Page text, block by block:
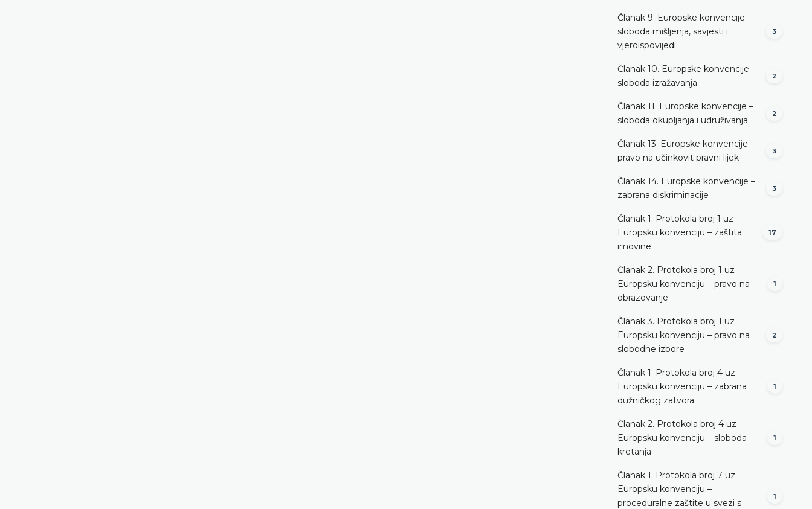
Članak 9. Europske konvencije –
sloboda mišljenja, savjesti i
vjeroispovijedi
3
Članak 10. Europske konvencije –
sloboda izražavanja
2
Članak 11. Europske konvencije –
sloboda okupljanja i udruživanja
2
Članak 13. Europske konvencije –
pravo na učinkovit pravni lijek
3
Članak 14. Europske konvencije –
zabrana diskriminacije
3
Članak 1. Protokola broj 1 uz
Europsku konvenciju – zaštita
imovine
17
Članak 2. Protokola broj 1 uz
Europsku konvenciju – pravo na
obrazovanje
1
Članak 3. Protokola broj 1 uz
Europsku konvenciju – pravo na
slobodne izbore
2
Članak 1. Protokola broj 4 uz
Europsku konvenciju – zabrana
dužničkog zatvora
1
Članak 2. Protokola broj 4 uz
Europsku konvenciju – sloboda
kretanja
1
Članak 1. Protokola broj 7 uz
Europsku konvenciju –
proceduralne zaštite u svezi s
1